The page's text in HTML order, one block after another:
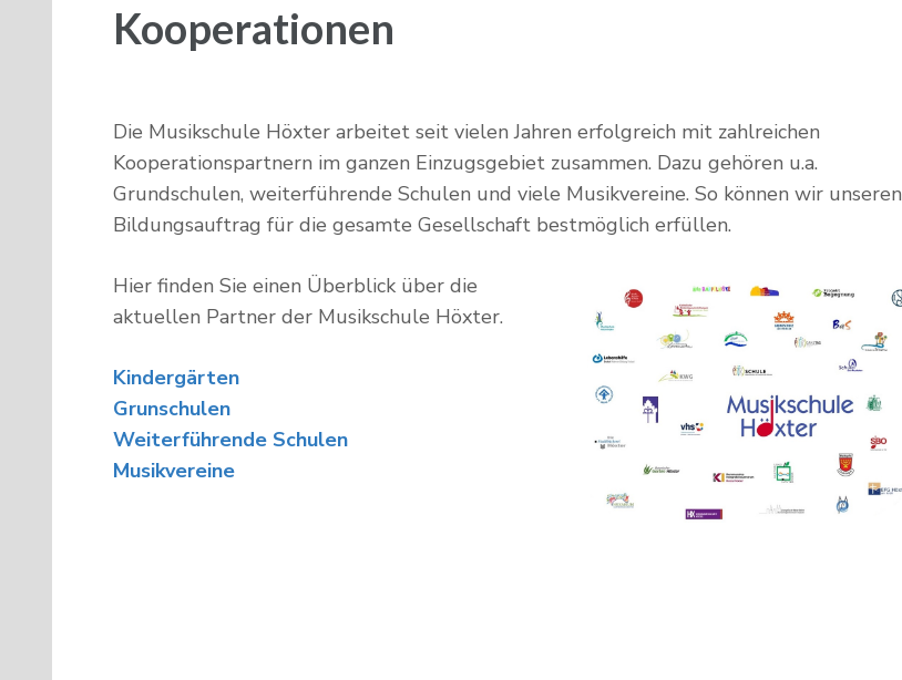
Kooperationen
Die Musikschule Höxter arbeitet seit vielen Jahren erfolgreich mit zahlreichen
Kooperationspartnern im ganzen Einzugsgebiet zusammen. Dazu gehören u.a.
Grundschulen, weiterführende Schulen und viele Musikvereine. So können wir unseren
Bildungsauftrag für die gesamte Gesellschaft bestmöglich erfüllen.
Hier finden Sie einen Überblick über die
aktuellen Partner der Musikschule Höxter.
Kindergärten
Grunschulen
Weiterführende Schulen
Musikvereine